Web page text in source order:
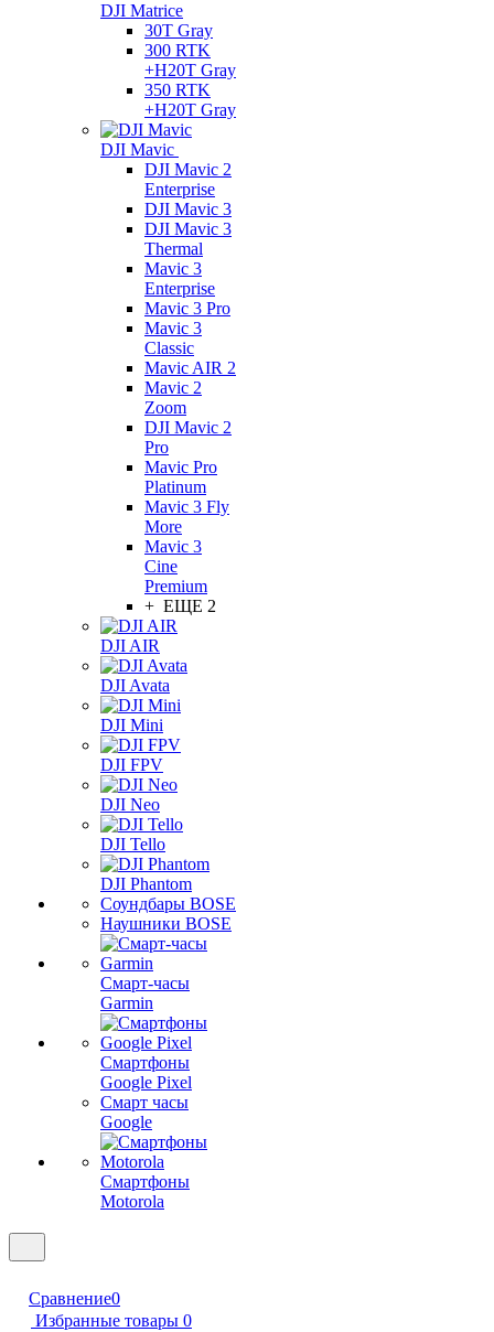
DJI Matrice
30T Gray
300 RTK
+H20T Gray
350 RTK
+H20T Gray
DJI Mavic
DJI Mavic 2
Enterprise
DJI Mavic 3
DJI Mavic 3
Thermal
Mavic 3
Enterprise
Mavic 3 Pro
Mavic 3
Сlassic
Mavic AIR 2
Mavic 2
Zoom
DJI Mavic 2
Pro
Mavic Pro
Platinum
Mavic 3 Fly
More
Mavic 3
Cine
Premium
+ ЕЩЕ 2
DJI AIR
DJI Avata
DJI Mini
DJI FPV
DJI Neo
DJI Tello
DJI Phantom
Соундбары BOSE
Наушники BOSE
Смарт-часы
Garmin
Смартфоны
Google Pixel
Смарт часы
Google
Смартфоны
Motorola
Сравнение0
Избранные товары 0